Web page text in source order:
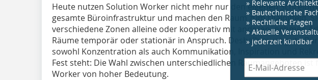
Heute nutzen Solution Worker nicht mehr nur den eigenen
gesamte Büroinfrastruktur und machen den Raum zum Dialogfeld.
verschiedene Zonen alleine oder kooperativ mit anderen, nehmen
Räume temporär oder stationär in Anspruch. Deshalb muss gute
sowohl Konzentration als auch Kommunikation, Inspiration und
Fest steht: Die Wahl zwischen unterschiedlichen Raumangeboten ist
Worker von hoher Bedeutung.
Beispiele,